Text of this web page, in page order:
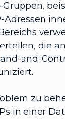
Adressen
die
and-
zu
in einer